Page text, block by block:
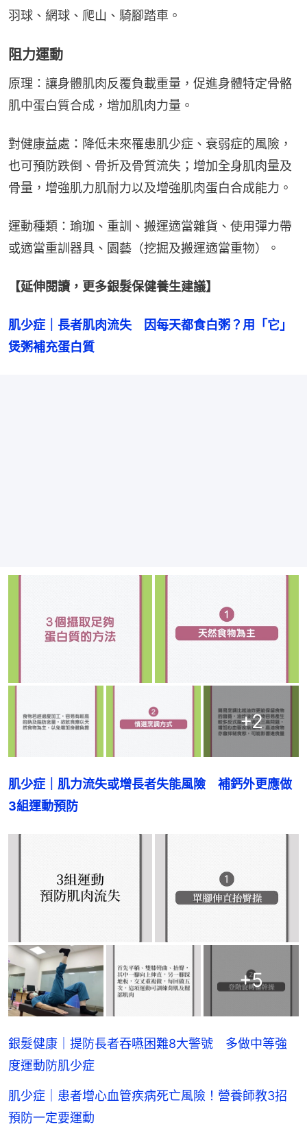
羽球、網球、爬山、騎腳踏車。
阻力運動
原理：讓身體肌肉反覆負載重量，促進身體特定骨骼
肌中蛋白質合成，增加肌肉力量。
對健康益處：降低未來罹患肌少症、衰弱症的風險，
也可預防跌倒、骨折及骨質流失；增加全身肌肉量及
骨量，增強肌力肌耐力以及增強肌肉蛋白合成能力。
運動種類：瑜珈、重訓、搬運適當雜貨、使用彈力帶
或適當重訓器具、園藝（挖掘及搬運適當重物）。
【延伸閱讀，更多銀髮保健養生建議】
肌少症｜長者肌肉流失　因每天都食白粥？用「它」
煲粥補充蛋白質
+2
肌少症｜肌力流失或增長者失能風險　補鈣外更應做
3組運動預防
+5
銀髮健康｜提防長者吞嚥困難8大警號 多做中等強
度運動防肌少症
肌少症｜患者增心血管疾病死亡風險！營養師教3招
預防一定要運動